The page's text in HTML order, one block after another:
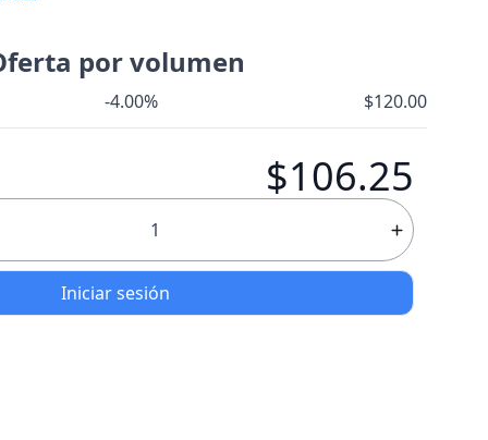
por volumen
-4.00% $120.00
$106.25
Iniciar sesión